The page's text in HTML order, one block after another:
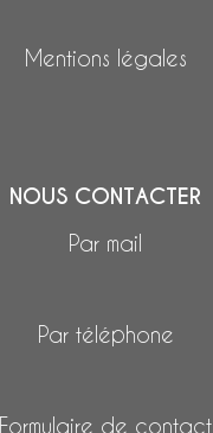
Mentions légales
NOUS CONTACTER
Par mail
Par téléphone
Formulaire de contact